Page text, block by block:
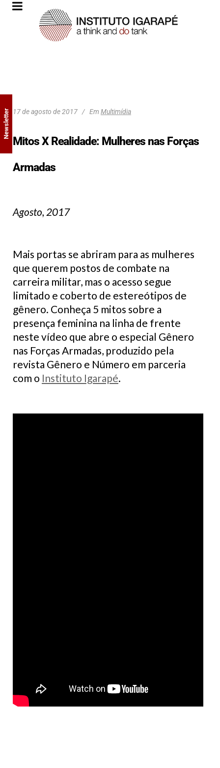
17 de agosto de 2017 Em Multimídia
Mitos X Realidade: Mulheres nas Forças
Armadas
Agosto, 2017
Mais portas se abriram para as mulheres
que querem postos de combate na
carreira militar, mas o acesso segue
limitado e coberto de estereótipos de
gênero. Conheça 5 mitos sobre a
presença feminina na linha de frente
neste vídeo que abre o especial Gênero
nas Forças Armadas, produzido pela
revista Gênero e Número em parceria
com o Instituto Igarapé.
Newsletter